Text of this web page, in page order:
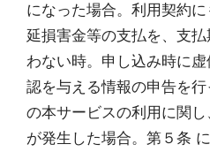
になった場合。利用契約
延損害金等の支払を、支
わない時。申し込み時に
認を与える情報の申告を
の本サービスの利用に関
が発生した場合。第５条